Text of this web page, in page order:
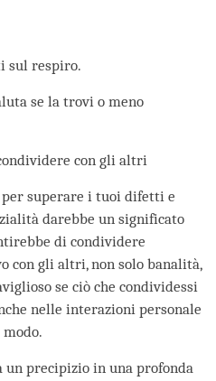
sul respiro.
se la trovi o meno
con gli altri
per superare i tuoi difetti e
darebbe un significato
di condividere
con gli altri, non solo banalità,
se ciò che condividessi
nelle interazioni personale
un precipizio in una profonda